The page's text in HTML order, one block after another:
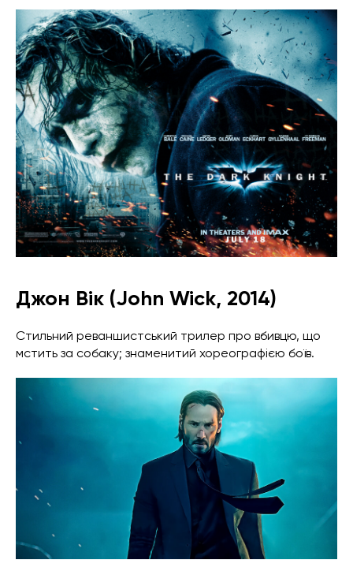
Джон Вік (John Wick, 2014)
Стильний реваншистський трилер про вбивцю, що
мстить за собаку; знаменитий хореографією боїв.